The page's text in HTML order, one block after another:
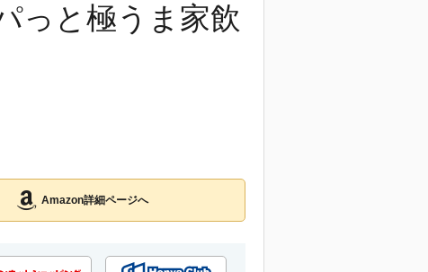
っと極うま家飲
Amazon詳細ページへ